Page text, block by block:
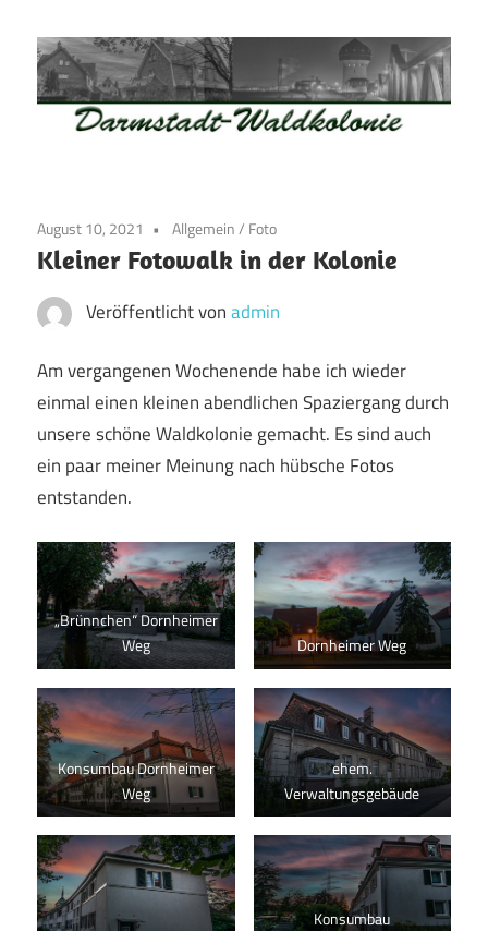
Inhalt
springen
Darmstadt
Altstadt
der
Weststadt
–
Darmstadt
August 10, 2021 Allgemein/ Foto
Kleiner Fotowalk in der Kolonie
Veröffentlicht vonadmin
Am vergangenen Wochenende habe ich wieder
einmal einen kleinen abendlichen Spaziergang durch
unsere schöne Waldkolonie gemacht. Es sind auch
ein paar meiner Meinung nach hübsche Fotos
entstanden.
„Brünnchen“ Dornheimer
Weg
Dornheimer Weg
Konsumbau Dornheimer
Weg
ehem.
Verwaltungsgebäude
Konsumbau